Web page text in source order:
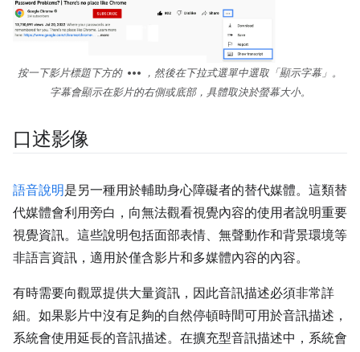
按一下影片標題下方的 more_horiz ，然後在下拉式選單中選取「顯示字幕」 。
字幕會顯示在影片的右側或底部，具體取決於螢幕大小。
口述影像
語音說明是另一種用於輔助身心障礙者的替代媒體。這類替
代媒體會利用旁白，向無法觀看視覺內容的使用者說明重要
視覺資訊。這些說明包括面部表情、無聲動作和背景環境等
非語言資訊，適用於僅含影片和多媒體內容的內容。
有時需要向觀眾提供大量資訊，因此音訊描述必須非常詳
細。如果影片中沒有足夠的自然停頓時間可用於音訊描述，
系統會使用延長的音訊描述。在擴充型音訊描述中，系統會